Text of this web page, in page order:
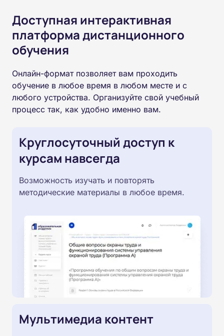
Доступная интерактивная
платформа дистанционного
обучения
Онлайн-формат позволяет вам проходить
обучение в любое время в любом месте и с
любого устройства. Организуйте свой учебный
процесс так, как удобно именно вам.
Круглосуточный доступ к
курсам навсегда
Возможность изучать и повторять
методические материалы в любое время.
Мультимедиа контент